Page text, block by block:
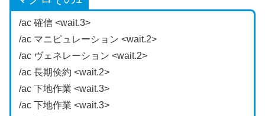
/ac 確信 <wait.3>
/ac マニピュレーション <wait.2>
/ac ヴェネレーション <wait.2>
/ac 長期倹約 <wait.2>
/ac 下地作業 <wait.3>
/ac 下地作業 <wait.3>